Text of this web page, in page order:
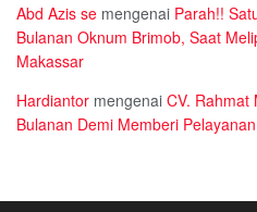
Abd Azis se mengenai Parah!!
Bulanan Oknum Brimob, Saat
Makassar
Hardiantor mengenai CV. Rahmat
Bulanan Demi Memberi